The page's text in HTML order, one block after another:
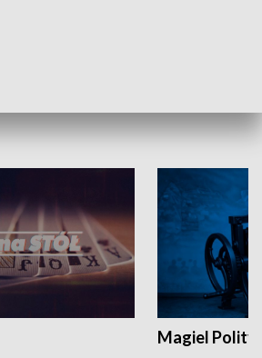
Magiel